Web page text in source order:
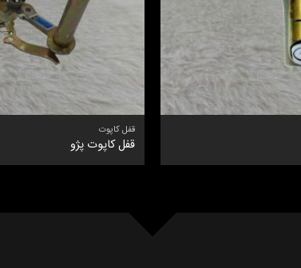
قفل کاپوت
قفل کاپوت پژو